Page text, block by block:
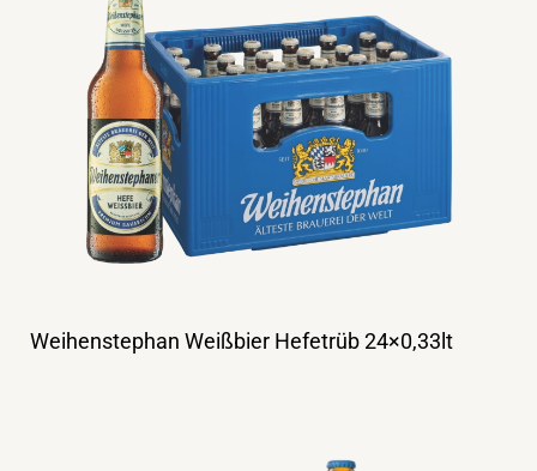
Weihenstephan Weißbier Hefetrüb 24×0,33lt